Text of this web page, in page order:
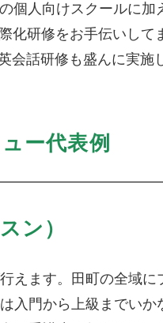
個人向けスクールに加
化研修をお手伝いして
会話研修も盛んに実施
ー代表例
ン）
えます。田町の全域に
入門から上級までいか